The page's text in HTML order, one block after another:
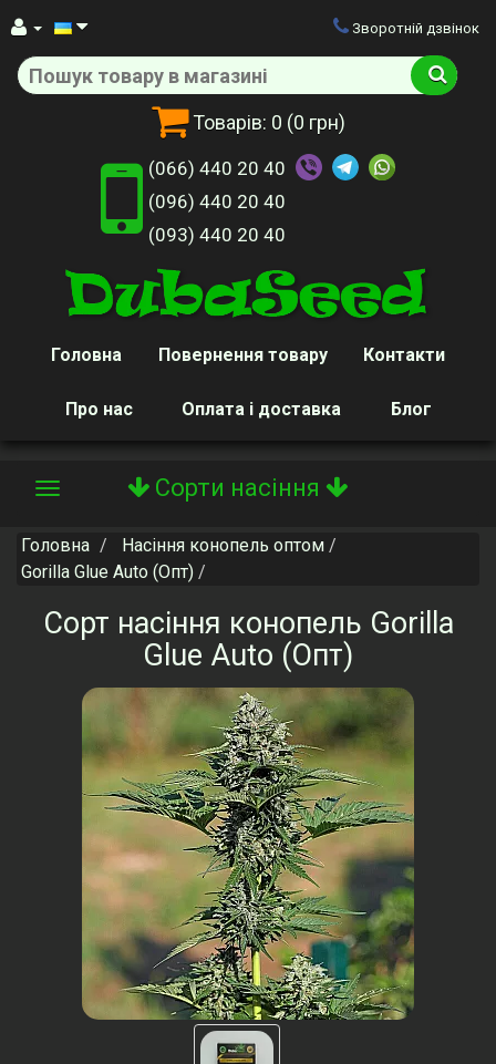
Товарів: 0 (0 грн)
Зворотній дзвінок
(066) 440 20 40
(096) 440 20 40
(093) 440 20 40
Головна Повернення товару Контакти
Про нас Оплата і доставка Блог
Сорти насіння
Toggle
Головна
Насіння конопель оптом
Gorilla Glue Auto (Опт)
Сорт насіння конопель Gorilla
Glue Auto (Опт)